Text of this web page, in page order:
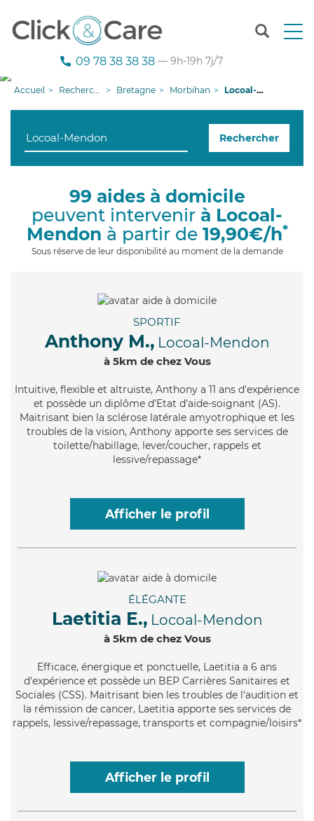
T
n
g
09 78 38 38 38 — 9h-19h 7j/7
Accueil Recherche aide à domicile Bretagne Morbihan Locoal-Mendon
Rechercher
99 aides à domicile
peuvent intervenir à Locoal-
Mendon à partir de 19,90€/h*
Sous réserve de leur disponibilité au moment de la demande
SPORTIF
Anthony M., Locoal-Mendon
à 5km de chez Vous
Intuitive, flexible et altruiste, Anthony a 11 ans d'expérience
et possède un diplôme d'Etat d'aide-soignant (AS).
Maitrisant bien la sclérose latérale amyotrophique et les
troubles de la vision, Anthony apporte ses services de
toilette/habillage, lever/coucher, rappels et
lessive/repassage*
Afficher le profil
ÉLÉGANTE
Laetitia E., Locoal-Mendon
à 5km de chez Vous
Efficace, énergique et ponctuelle, Laetitia a 6 ans
d'expérience et possède un BEP Carrières Sanitaires et
Sociales (CSS). Maitrisant bien les troubles de l'audition et
la rémission de cancer, Laetitia apporte ses services de
rappels, lessive/repassage, transports et compagnie/loisirs*
Afficher le profil